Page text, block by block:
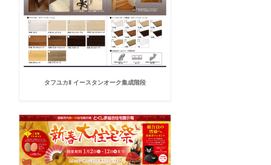
タフユカⅡ イースタンオーク集成階段